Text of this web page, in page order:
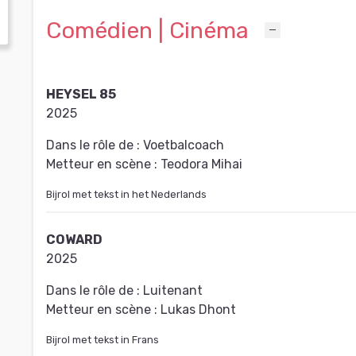
Comédien | Cinéma
HEYSEL 85
2025
Dans le rôle de : Voetbalcoach
Metteur en scène : Teodora Mihai
Bijrol met tekst in het Nederlands
COWARD
2025
Dans le rôle de : Luitenant
Metteur en scène : Lukas Dhont
Bijrol met tekst in Frans